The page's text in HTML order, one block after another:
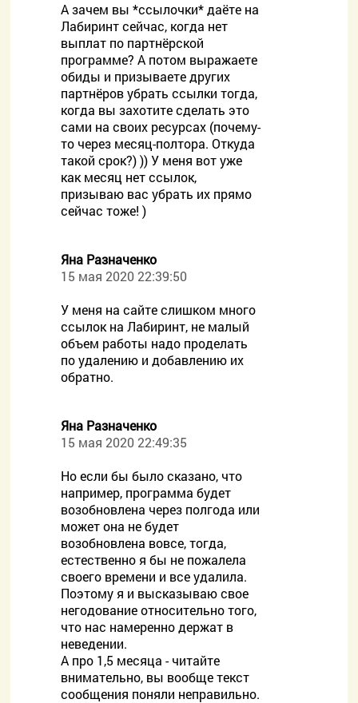
А зачем вы *ссылочки* даёте на
Лабиринт сейчас, когда нет
выплат по партнёрской
программе? А потом выражаете
обиды и призываете других
партнёров убрать ссылки тогда,
когда вы захотите сделать это
сами на своих ресурсах (почему-
то через месяц-полтора. Откуда
такой срок?) )) У меня вот уже
как месяц нет ссылок,
призываю вас убрать их прямо
сейчас тоже! )
Яна Разначенко
15 мая 2020 22:39:50
У меня на сайте слишком много
ссылок на Лабиринт, не малый
объем работы надо проделать
по удалению и добавлению их
обратно.
Яна Разначенко
15 мая 2020 22:49:35
Но если бы было сказано, что
например, программа будет
возобновлена через полгода или
может она не будет
возобновлена вовсе, тогда,
естественно я бы не пожалела
своего времени и все удалила.
Поэтому я и высказываю свое
негодование относительно того,
что нас намеренно держат в
неведении.
А про 1,5 месяца - читайте
внимательно, вы вообще текст
сообщения поняли неправильно.